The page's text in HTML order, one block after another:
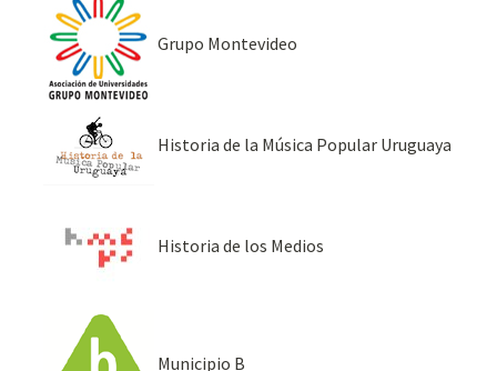
Grupo Montevideo
Historia de la Música Popular Uruguaya
Historia de los Medios
Municipio B